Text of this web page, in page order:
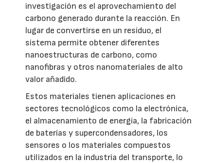
investigación es el aprovechamiento del
carbono generado durante la reacción. En
lugar de convertirse en un residuo, el
sistema permite obtener diferentes
nanoestructuras de carbono, como
nanofibras y otros nanomateriales de alto
valor añadido.
Estos materiales tienen aplicaciones en
sectores tecnológicos como la electrónica,
el almacenamiento de energía, la fabricación
de baterías y supercondensadores, los
sensores o los materiales compuestos
utilizados en la industria del transporte, lo